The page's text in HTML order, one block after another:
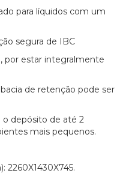
para líquidos com um
segura de IBC
por estar integralmente
bacia de retenção pode ser
o depósito de até 2
mais pequenos.
2260X1430X745.